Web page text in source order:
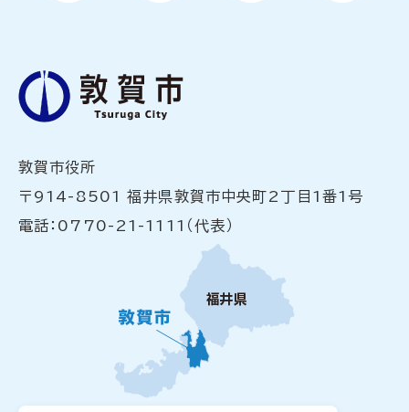
敦賀市役所
〒914-8501 福井県敦賀市中央町2丁目1番1号
電話：0770-21-1111（代表）